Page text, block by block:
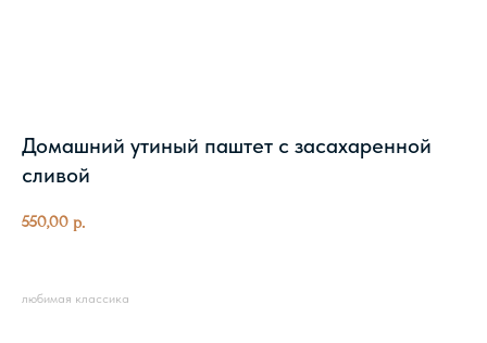
Домашний утиный паштет с засахаренной
сливой
550,00 р.
любимая классика